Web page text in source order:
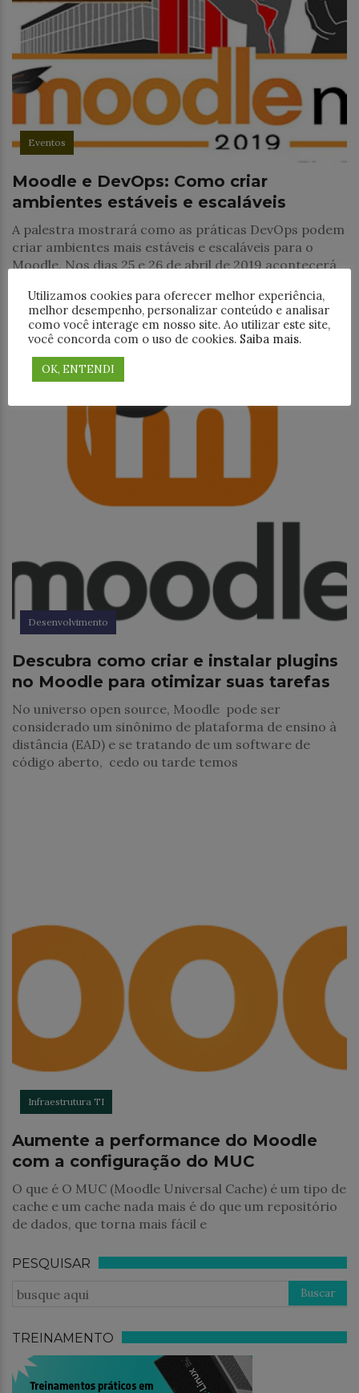
Eventos
Moodle e DevOps: Como criar
ambientes estáveis e escaláveis
A palestra mostrará como as práticas DevOps podem
criar ambientes mais estáveis e escaláveis para o
Moodle. Nos dias 25 e 26 de abril de 2019 acontecerá
Desenvolvimento
Descubra como criar e instalar plugins
no Moodle para otimizar suas tarefas
No universo open source, Moodle pode ser
considerado um sinônimo de plataforma de ensino à
distância (EAD) e se tratando de um software de
código aberto, cedo ou tarde temos
Infraestrutura TI
Aumente a performance do Moodle
com a configuração do MUC
O que é O MUC (Moodle Universal Cache) é um tipo de
cache e um cache nada mais é do que um repositório
de dados, que torna mais fácil e
PESQUISAR
TREINAMENTO
Utilizamos cookies para oferecer melhor experiência,
melhor desempenho, personalizar conteúdo e analisar
como você interage em nosso site. Ao utilizar este site,
você concorda com o uso de cookies. Saiba mais.
OK, ENTENDI